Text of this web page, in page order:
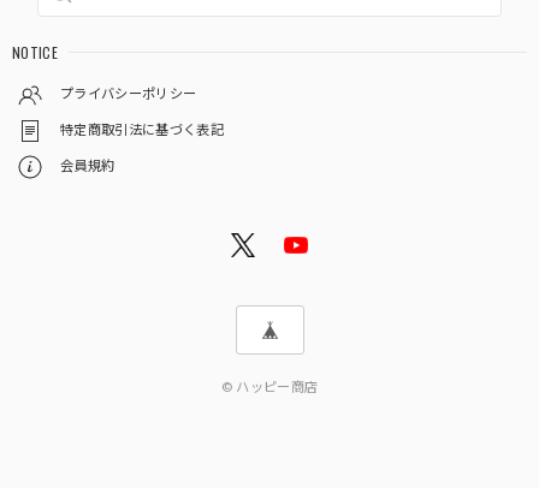
NOTICE
プライバシーポリシー
特定商取引法に基づく表記
会員規約
© ハッピー商店